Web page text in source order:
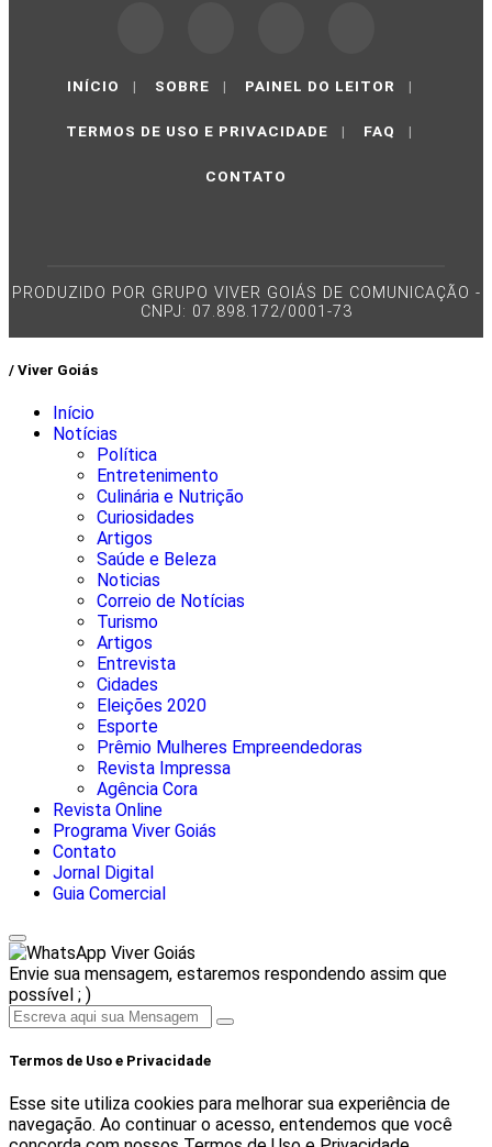
INÍCIO | SOBRE | PAINEL DO LEITOR |
TERMOS DE USO E PRIVACIDADE | FAQ |
CONTATO
PRODUZIDO POR GRUPO VIVER GOIÁS DE COMUNICAÇÃO -
CNPJ: 07.898.172/0001-73
/ Viver Goiás
Início
Notícias
Política
Entretenimento
Culinária e Nutrição
Curiosidades
Artigos
Saúde e Beleza
Noticias
Correio de Notícias
Turismo
Artigos
Entrevista
Cidades
Eleições 2020
Esporte
Prêmio Mulheres Empreendedoras
Revista Impressa
Agência Cora
Revista Online
Programa Viver Goiás
Contato
Jornal Digital
Guia Comercial
Viver Goiás
Envie sua mensagem, estaremos respondendo assim que
possível ; )
Termos de Uso e Privacidade
Esse site utiliza cookies para melhorar sua experiência de
navegação. Ao continuar o acesso, entendemos que você